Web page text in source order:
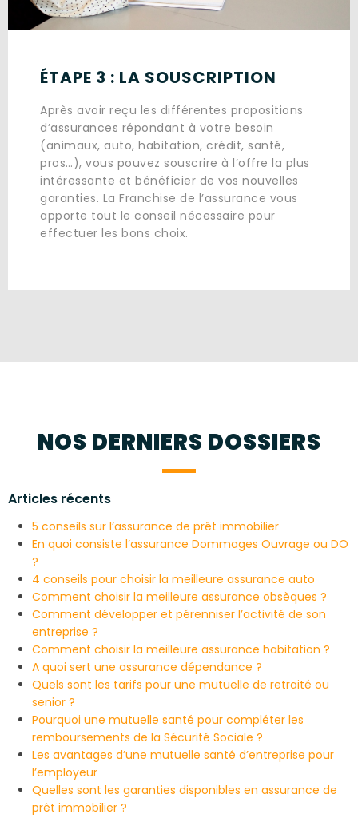
ÉTAPE 3 : LA SOUSCRIPTION
Après avoir reçu les différentes propositions
d’assurances répondant à votre besoin
(animaux, auto, habitation, crédit, santé,
pros…), vous pouvez souscrire à l’offre la plus
intéressante et bénéficier de vos nouvelles
garanties. La Franchise de l’assurance vous
apporte tout le conseil nécessaire pour
effectuer les bons choix.
NOS DERNIERS DOSSIERS
Articles récents
5 conseils sur l’assurance de prêt immobilier
En quoi consiste l’assurance Dommages Ouvrage ou DO
?
4 conseils pour choisir la meilleure assurance auto
Comment choisir la meilleure assurance obsèques ?
Comment développer et pérenniser l’activité de son
entreprise ?
Comment choisir la meilleure assurance habitation ?
A quoi sert une assurance dépendance ?
Quels sont les tarifs pour une mutuelle de retraité ou
senior ?
Pourquoi une mutuelle santé pour compléter les
remboursements de la Sécurité Sociale ?
Les avantages d’une mutuelle santé d’entreprise pour
l’employeur
Quelles sont les garanties disponibles en assurance de
prêt immobilier ?